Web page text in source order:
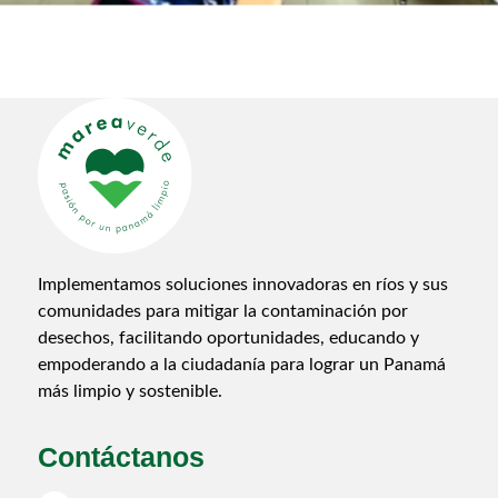
Implementamos soluciones innovadoras en ríos y sus
comunidades para mitigar la contaminación por
desechos, facilitando oportunidades, educando y
empoderando a la ciudadanía para lograr un Panamá
más limpio y sostenible.
Contáctanos